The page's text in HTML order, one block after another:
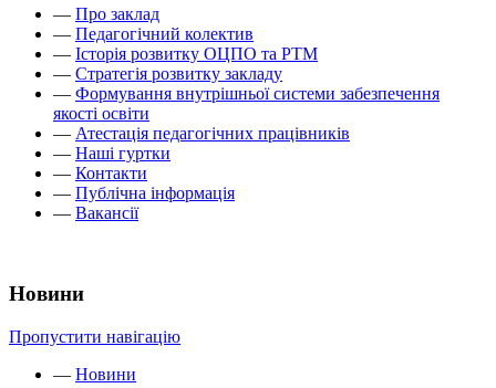
— Про заклад
— Педагогічний колектив
— Історія розвитку ОЦПО та РТМ
— Стратегія розвитку закладу
— Формування внутрішньої системи забезпечення
якості освіти
— Атестація педагогічних працівників
— Наші гуртки
— Контакти
— Публічна інформація
— Вакансії
Новини
Пропустити навігацію
— Новини